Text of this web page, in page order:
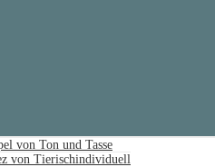
von Ton und Tasse
von Tierischindividuell